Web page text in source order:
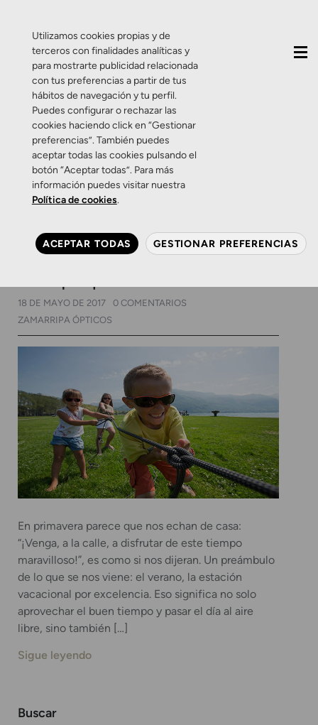
Etiqueta:Ray Ban
Junior
Salud Visual Zamarripa
Gafas de sol para niños:
protección y estilo en los
18 DE MAYO DE 2017
0 COMENTARIOS
ZAMARRIPA ÓPTICOS
En primavera parece que nos echan de casa:
“¡Venga, a la calle, a disfrutar de este tiempo
maravilloso!”, es como si nos dijeran. Un preámbulo
de lo que se nos viene: el verano, la estación
vacacional por excelencia. Eso significa no solo
aprovechar el buen tiempo y pasar el día al aire
libre, sino también […]
Sigue leyendo
Buscar
Utilizamos cookies propias y de
terceros con finalidades analíticas y
para mostrarte publicidad relacionada
con tus preferencias a partir de tus
hábitos de navegación y tu perfil.
Puedes configurar o rechazar las
cookies haciendo click en “Gestionar
preferencias”. También puedes
aceptar todas las cookies pulsando el
botón “Aceptar todas”. Para más
información puedes visitar nuestra
Política de cookies.
ACEPTAR TODAS GESTIONAR PREFERENCIAS